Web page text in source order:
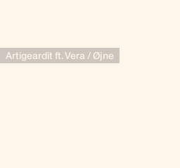
Artigeardit ft. Vera / Øjne